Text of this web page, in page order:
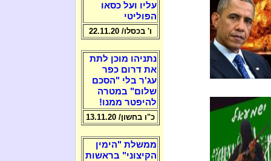
עליו ועל כסאו
הפוליטי
ו' בכסלו/ 22.11.20
נתניהו מוכן לתת
את דרום כפר
עג'ר בלי "הסכם
שלום" במטרה
להיפטר ממנו!
כ"ו בחשון/ 13.11.20
ממשלת "הימין
הקיצוני" בראשות